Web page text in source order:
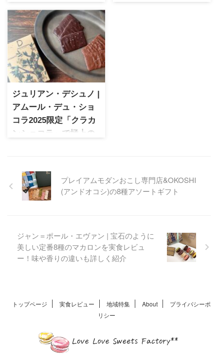
るミルクプリンはお土
産に
岩瀬牧場 しぼりたてプリン
は、自社牧場の新鮮な生乳を
使用した人気のミルクプリン
です。牛乳本来のおいしさを
生かしたすっきりとした甘さ
と、とろけるようななめらか
な口どけが魅力。実際に食べ
た感想や味わい、購入方法を
ご紹介します。
ジュリアン・デシュノ |
アムール・デュ・ショ
コラ2025限定「クラカ
ンショコラ」で極上の
ける「クラカンショコラ」。
アムール・デュ・ショコラで
登場した、高島屋限定の特別
な一品を実食しました。甘さ
プレイアムモダンおこし専門店&OKOSHI
(アンドオコシ)の8種アソートギフト
ジャン＝ポール・エヴァン | 宝石のように
美しい定番8種のマカロンを実食レビュ
ー！味や香りの違いも詳しく紹介
トップページ 実食レビュー 地域特集 About
プライバシーポ
リシー